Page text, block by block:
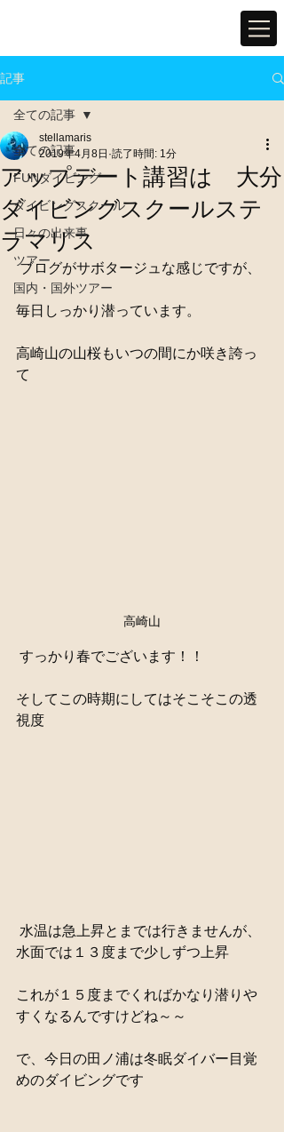
記事
全ての記事
FUNダイビング
ダイビングスクール
日々の出来事
ツアー
国内・国外ツアー
全ての記事
アップデート講習は 大分
ダイビングスクールステ
ラマリス
stellamaris
2019年4月8日 読了時間: 1分
ブログがサボタージュな感じですが、
毎日しっかり潜っています。
高崎山の山桜もいつの間にか咲き誇っ
て
高崎山
すっかり春でございます！！
そしてこの時期にしてはそこそこの透
視度
水面では１３度まで少しずつ上昇
これが１５度までくればかなり潜りや
すくなるんですけどね～～
で、今日の田ノ浦は冬眠ダイバー目覚
めのダイビングです